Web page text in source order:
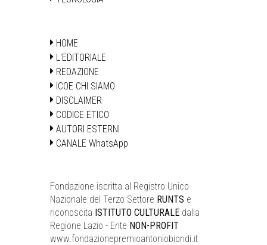
HOME
L'EDITORIALE
REDAZIONE
ICOE CHI SIAMO
DISCLAIMER
CODICE ETICO
AUTORI ESTERNI
CANALE WhatsApp
Fondazione iscritta al Registro Unico
Nazionale del Terzo Settore RUNTS e
riconoscita ISTITUTO CULTURALE dalla
Regione Lazio - Ente NON-PROFIT
www.fondazionepremioantoniobiondi.it